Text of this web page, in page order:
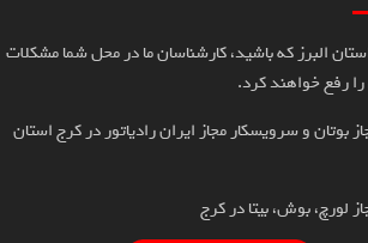
البرز که باشید، کارشناسان ما در محل شما مشکلات
رفع خواهند کرد.
بوتان و سرویسکار مجاز ایران رادیاتور در کرج استان
لورچ، بوش، بیتا در کرج